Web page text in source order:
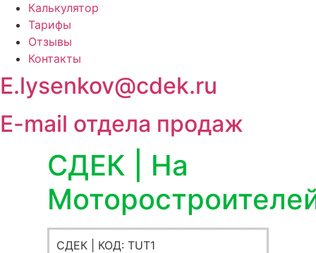
Калькулятор
Тарифы
Отзывы
Контакты
E.lysenkov@cdek.ru
E-mail отдела продаж
СДЕК | На
СДЕК | КОД: TUT1